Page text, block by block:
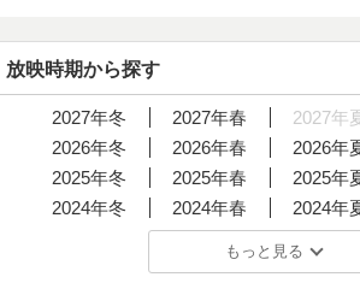
／編集＝瀬山武司／音響監督＝
メーション制作＝マッドハウス／
委員会本書は、『KON'S TONE
ともいえるタイプの書籍です。
完成前の時期に、なぜテレビシ
至ったか。『妄想代理人』制作
へといたる縁。作品内容・作画演
説、製作現場のルポルタージュ
ィシャルサイト【KON'S TONE
を、多くの絵コンテページも収
まとめました。創作者の内面、
ど、ファンというだけでは知り
方が横溢した貴重な一冊です。▼
総監督:今敏
シリーズ構成:水上清資 / キャラクターデザイン:安藤
設計:橋本賢 / 撮影監督:須貝克俊 / 編集:瀬山武司 / 音楽
放映時期から探す
2027年冬 2027年春 2027年
2026年冬
2026年春 2026年
2025年冬
2025年春 2025年
2024年冬
2024年春 2024年
2023年春 2023年
2022年春 2022年
もっと見る